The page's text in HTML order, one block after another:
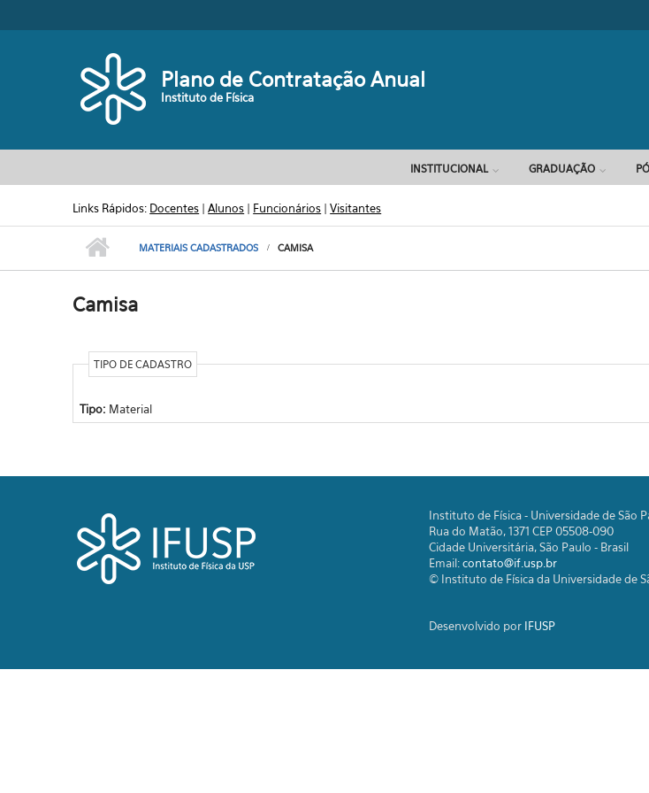
Plano de Contratação Anual
Instituto de Física
INSTITUCIONAL GRADUAÇÃO
Links Rápidos: Docentes |Alunos | Funcionários |Visitantes
MATERIAIS CADASTRADOS CAMISA
Camisa
TIPO DE CADASTRO
Tipo: Material
Instituto de Física - Universidade de São
Rua do Matão, 1371 CEP 05508-090
Cidade Universitária, São Paulo - Brasil
Email:contato@if.usp.br
© Instituto de Física da Universidade de
Desenvolvido por IFUSP